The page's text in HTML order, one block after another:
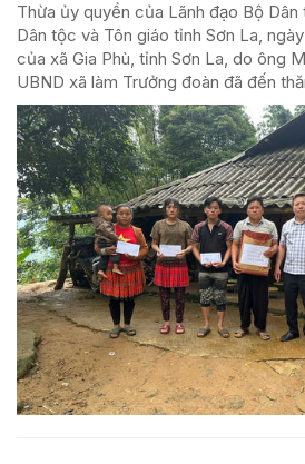
Thừa ủy quyền của Lãnh đạo Bộ
Dân tộc và Tôn giáo tỉnh Sơn La,
của xã Gia Phù, tỉnh Sơn La, do ông
UBND xã làm Trưởng đoàn đã đến